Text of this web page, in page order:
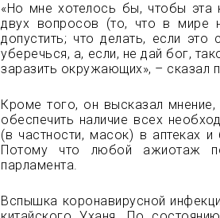
«Но мне хотелось бы, чтобы эта
двух вопросов (то, что в мире
допустить; что делать, если
уберечься, а, если, не дай бог,
заразить окружающих», – сказал
Кроме того, он высказал
обеспечить наличие всех
(в частности, масок) в аптеках
Потому что любой ажиотаж
парламента.
Вспышка коронавирусной